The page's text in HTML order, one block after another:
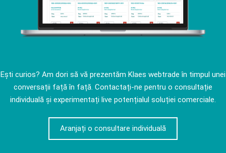
Ești curios? Am dori să vă prezentăm Klaes webtrade în timpul unei
conversații față în față. Contactați-ne pentru o consultație
individuală și experimentați live potențialul soluției comerciale.
Aranjați o consultare individuală